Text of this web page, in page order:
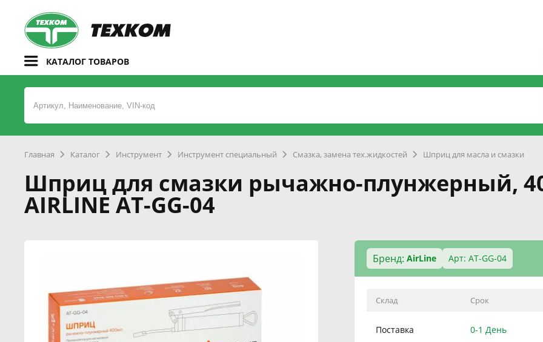
КАТАЛОГ ТОВАРОВ
Главная Каталог Инструмент Инструмент специальный Смазка, замена тех.жидкостей Шприц для масла и смазки
Шприц для смазки рычажно-плунжерный,
AIRLINE AT-GG-04
Бренд: AirLine Арт: AT-GG-04
Склад Срок
Поставка 0-1 День